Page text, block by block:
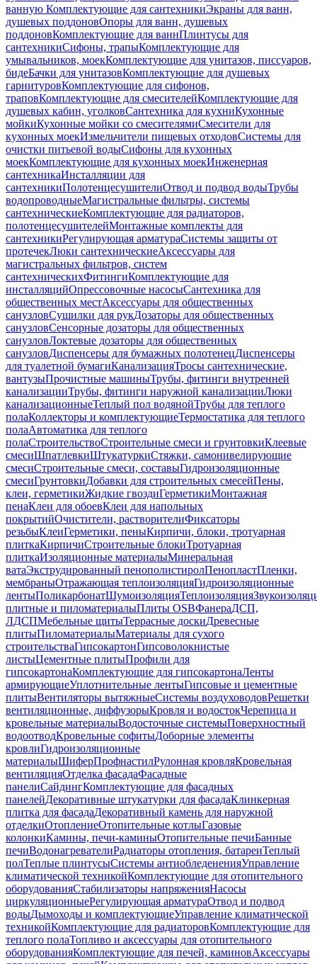
ванную Комплектующие для сантехникиЭкраны для ванн,
душевых поддоновОпоры для ванн, душевых
поддоновКомплектующие для ваннПлинтусы для
сантехникиСифоны, трапыКомплектующие для
умывальников, моекКомплектующие для унитазов, писсуаров,
бидеБачки для унитазовКомплектующие для душевых
гарнитуровКомплектующие для сифонов,
траповКомплектующие для смесителейКомплектующие для
душевых кабин, уголковСантехника для кухниКухонные
мойкиКухонные мойки со смесителямиСмесители для
кухонных моекИзмельчители пищевых отходовСистемы для
очистки питьевой водыСифоны для кухонных
моекКомплектующие для кухонных моекИнженерная
сантехникаИнсталляции для
сантехникиПолотенцесушителиОтвод и подвод водыТрубы
водопроводныеМагистральные фильтры, системы
сантехническиеКомплектующие для радиаторов,
полотенцесушителейМонтажные комплекты для
сантехникиРегулирующая арматураСистемы защиты от
протечекЛюки сантехническиеАксессуары для
магистральных фильтров, систем
сантехническихФитингиКомплектующие для
инсталляцийОпрессовочные насосыСантехника для
общественных местАксессуары для общественных
санузловСушилки для рукДозаторы для общественных
санузловСенсорные дозаторы для общественных
санузловЛоктевые дозаторы для общественных
санузловДиспенсеры для бумажных полотенецДиспенсеры
для туалетной бумагиКанализацияТросы сантехнические,
вантузыПрочистные машиныТрубы, фитинги внутренней
канализацииТрубы, фитинги наружной канализацииЛюки
канализационныеТеплый пол водянойТрубы для теплого
полаКоллекторы и комплектующиеТермостатика для теплого
полаАвтоматика для теплого
полаСтроительствоСтроительные смеси и грунтовкиКлеевые
смесиШпатлевкиШтукатуркиСтяжки, самонивелирующие
смесиСтроительные смеси, составыГидроизоляционные
смесиГрунтовкиДобавки для строительных смесейПены,
клеи, герметикиЖидкие гвоздиГерметикиМонтажная
пенаКлеи для обоевКлеи для напольных
покрытийОчистители, растворителиФиксаторы
резьбыКлеиГерметики, пеныКирпичи, блоки, тротуарная
плиткаКирпичиСтроительные блокиТротуарная
плиткаИзоляционные материалыМинеральная
ватаЭкструдированный пенополистиролПенопластПленки,
мембраныОтражающая теплоизоляцияГидроизоляционные
лентыПоликарбонатШумоизоляцияТеплоизоляция
плитные и пиломатериалыПлиты OSBФанераДСП,
ЛДСПМебельные щитыТеррасные доскиДревесные
плитыПиломатериалыМатериалы для сухого
строительстваГипсокартонГипсоволокнистые
листыЦементные плитыПрофили для
гипсокартонаКомплектующие для гипсокартонаЛенты
армирующиеУплотнительные лентыГипсовые и цементные
плитыВентиляторы вытяжныеСистемы воздуховодовРешетки
вентиляционные, диффузорыКровля и водостокЧерепица и
кровельные материалыВодосточные системыПоверхностный
водоотводКровельные софитыДоборные элементы
кровлиГидроизоляционные
материалыШиферПрофнастилРулонная кровляКровельная
вентиляцияОтделка фасадаФасадные
панелиСайдингКомплектующие для фасадных
панелейДекоративные штукатурки для фасадаКлинкерная
плитка для фасадаДекоративный камень для наружной
отделкиОтоплениеОтопительные котлыГазовые
колонкиКамины, печи-каминыОтопительные печиБанные
печиВодонагревателиРадиаторы отопления, батареиТеплый
полТеплые плинтусыСистемы антиобледененияУправление
климатической техникойКомплектующие для отопительного
оборудованияСтабилизаторы напряженияНасосы
циркуляционныеРегулирующая арматураОтвод и подвод
водыДымоходы и комплектующиеУправление климатической
техникойКомплектующие для радиаторовКомплектующие для
теплого полаТопливо и аксессуары для отопительного
оборудованияКомплектующие для печей, каминовАксессуары